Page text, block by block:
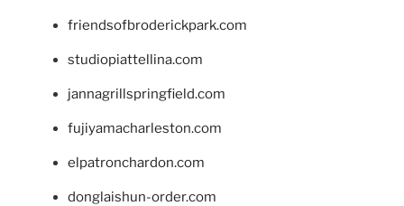
friendsofbroderickpark.com
studiopiattellina.com
jannagrillspringfield.com
fujiyamacharleston.com
elpatronchardon.com
donglaishun-order.com